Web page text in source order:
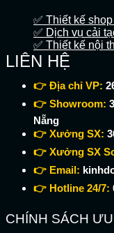
✅ Thiết kế
✅ Dịch vụ cải
✅ Thiết kế nội
LIÊN HỆ
👉 Địa chỉ VP:
👉 Showroom:
Nẵng
👉 Xưởng SX:
👉 Xưởng SX
👉 Email:
👉 Hotline 24/7:
CHÍNH SÁCH